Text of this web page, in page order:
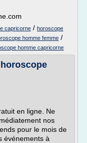
capricorne / horoscope
homme femme /
homme capricorne
en ligne. Ne
nos
pour le mois de
événements à